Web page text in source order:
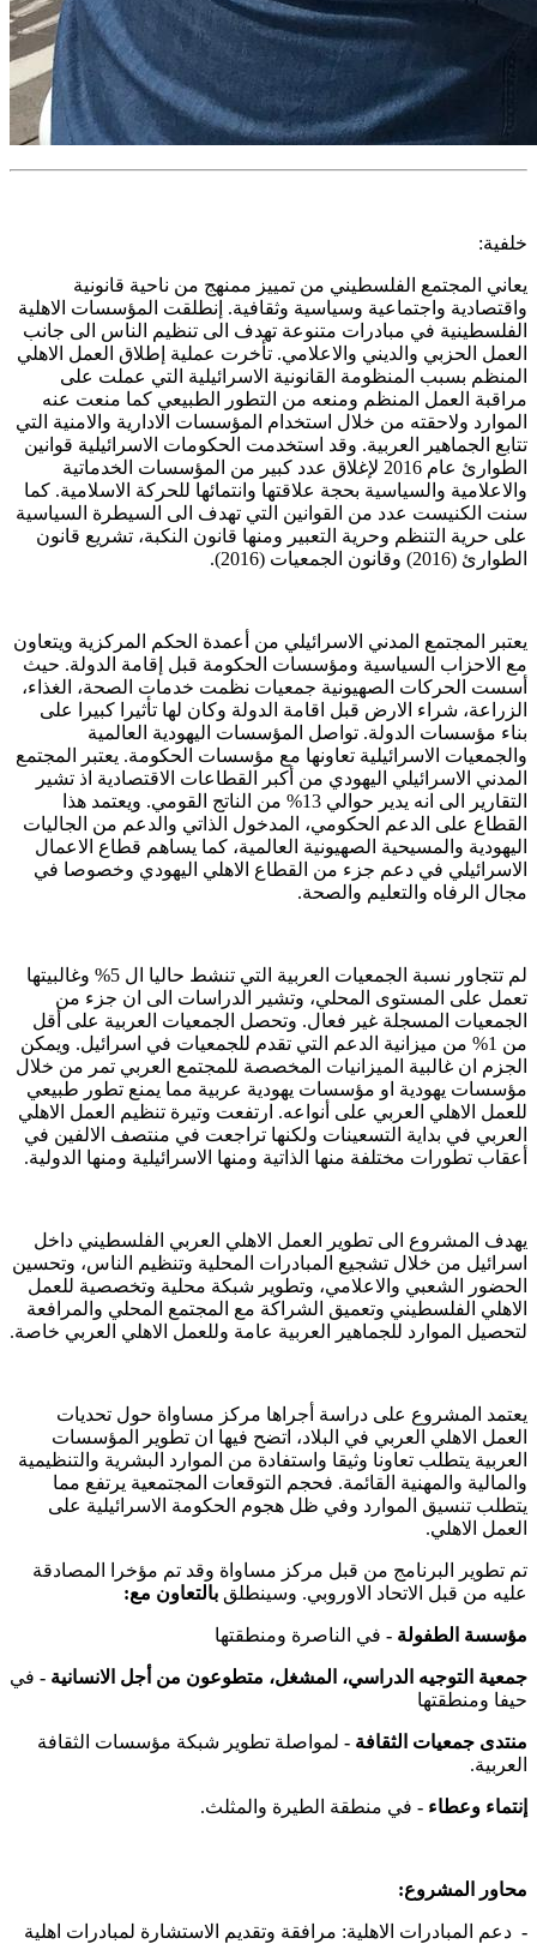
خلفية:
يعاني المجتمع الفلسطيني من تمييز ممنهج من ناحية قانونية
واقتصادية واجتماعية وسياسية وثقافية. إنطلقت المؤسسات الاهلية
الفلسطينية في مبادرات متنوعة تهدف الى تنظيم الناس الى جانب
العمل الحزبي والديني والاعلامي. تأخرت عملية إطلاق العمل الاهلي
المنظم بسبب المنظومة القانونية الاسرائيلية التي عملت على
مراقبة العمل المنظم ومنعه من التطور الطبيعي كما منعت عنه
الموارد ولاحقته من خلال استخدام المؤسسات الادارية والامنية التي
تتابع الجماهير العربية. وقد استخدمت الحكومات الاسرائيلية قوانين
الطوارئ عام 2016 لإغلاق عدد كبير من المؤسسات الخدماتية
والاعلامية والسياسية بحجة علاقتها وانتمائها للحركة الاسلامية. كما
سنت الكنيست عدد من القوانين التي تهدف الى السيطرة السياسية
على حرية التنظم وحرية التعبير ومنها قانون النكبة، تشريع قانون
الطوارئ (2016) وقانون الجمعيات (2016).
يعتبر المجتمع المدني الاسرائيلي من أعمدة الحكم المركزية ويتعاون
مع الاحزاب السياسية ومؤسسات الحكومة قبل إقامة الدولة. حيث
أسست الحركات الصهيونية جمعيات نظمت خدمات الصحة، الغذاء،
الزراعة، شراء الارض قبل اقامة الدولة وكان لها تأثيرا كبيرا على
بناء مؤسسات الدولة. تواصل المؤسسات اليهودية العالمية
والجمعيات الاسرائيلية تعاونها مع مؤسسات الحكومة. يعتبر المجتمع
المدني الاسرائيلي اليهودي من أكبر القطاعات الاقتصادية اذ تشير
التقارير الى انه يدير حوالي 13% من الناتج القومي. ويعتمد هذا
القطاع على الدعم الحكومي، المدخول الذاتي والدعم من الجاليات
اليهودية والمسيحية الصهيونية العالمية، كما يساهم قطاع الاعمال
الاسرائيلي في دعم جزء من القطاع الاهلي اليهودي وخصوصا في
مجال الرفاه والتعليم والصحة.
لم تتجاور نسبة الجمعيات العربية التي تنشط حاليا ال 5% وغالبيتها
تعمل على المستوى المحلي، وتشير الدراسات الى ان جزء من
الجمعيات المسجلة غير فعال. وتحصل الجمعيات العربية على أقل
من 1% من ميزانية الدعم التي تقدم للجمعيات في اسرائيل. ويمكن
الجزم ان غالبية الميزانيات المخصصة للمجتمع العربي تمر من خلال
مؤسسات يهودية او مؤسسات يهودية عربية مما يمنع تطور طبيعي
للعمل الاهلي العربي على أنواعه. ارتفعت وتيرة تنظيم العمل الاهلي
العربي في بداية التسعينات ولكنها تراجعت في منتصف الالفين في
أعقاب تطورات مختلفة منها الذاتية ومنها الاسرائيلية ومنها الدولية.
يهدف المشروع الى تطوير العمل الاهلي العربي الفلسطيني داخل
اسرائيل من خلال تشجيع المبادرات المحلية وتنظيم الناس، وتحسين
الحضور الشعبي والاعلامي، وتطوير شبكة محلية وتخصصية للعمل
الاهلي الفلسطيني وتعميق الشراكة مع المجتمع المحلي والمرافعة
لتحصيل الموارد للجماهير العربية عامة وللعمل الاهلي العربي خاصة.
يعتمد المشروع على دراسة أجراها مركز مساواة حول تحديات
العمل الاهلي العربي في البلاد، اتضح فيها ان تطوير المؤسسات
العربية يتطلب تعاونا وثيقا واستفادة من الموارد البشرية والتنظيمية
والمالية والمهنية القائمة. فحجم التوقعات المجتمعية يرتفع مما
يتطلب تنسيق الموارد وفي ظل هجوم الحكومة الاسرائيلية على
العمل الاهلي.
تم تطوير البرنامج من قبل مركز مساواة وقد تم مؤخرا المصادقة
عليه من قبل الاتحاد الاوروبي. وسينطلق بالتعاون مع:
مؤسسة الطفولة - في الناصرة ومنطقتها
جمعية التوجيه الدراسي، المشغل، متطوعون من أجل الانسانية - في
حيفا ومنطقتها
منتدى جمعيات الثقافة - لمواصلة تطوير شبكة مؤسسات الثقافة
العربية.
إنتماء وعطاء - في منطقة الطيرة والمثلث.
محاور المشروع:
- دعم المبادرات الاهلية: مرافقة وتقديم الاستشارة لمبادرات اهلية